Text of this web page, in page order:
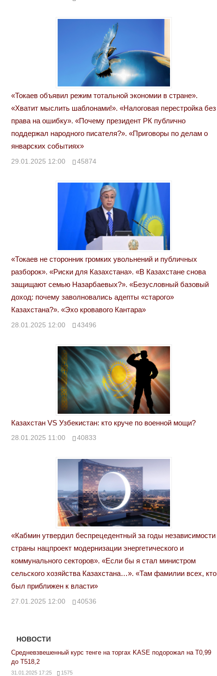
«Токаев объявил режим тотальной экономии в стране».
«Хватит мыслить шаблонами!». «Налоговая перестройка без
права на ошибку». «Почему президент РК публично
поддержал народного писателя?». «Приговоры по делам о
январских событиях»
29.01.2025 12:00 45874
«Токаев не сторонник громких увольнений и публичных
разборок». «Риски для Казахстана». «В Казахстане снова
защищают семью Назарбаевых?». «Безусловный базовый
доход: почему заволновались адепты «старого»
Казахстана?». «Эхо кровавого Кантара»
28.01.2025 12:00 43496
Казахстан VS Узбекистан: кто круче по военной мощи?
28.01.2025 11:00 40833
«Кабмин утвердил беспрецедентный за годы независимости
страны нацпроект модернизации энергетического и
коммунального секторов». «Если бы я стал министром
сельского хозяйства Казахстана…». «Там фамилии всех, кто
был приближен к власти»
27.01.2025 12:00 40536
НОВОСТИ
Средневзвешенный курс тенге на торгах KASE подорожал на Т0,99
до Т518,2
31.01.2025 17:25 1575